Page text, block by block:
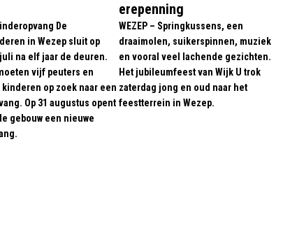
De
in Wezep sluit op
na elf jaar de deuren.
vijf peuters en
op zoek naar een
Op 31 augustus opent
gebouw een nieuwe
erepenning
WEZEP – Springkussens, een
draaimolen, suikerspinnen, muziek
en vooral veel lachende gezichten.
Het jubileumfeest van Wijk U trok
zaterdag jong en oud naar het
feestterrein in Wezep.